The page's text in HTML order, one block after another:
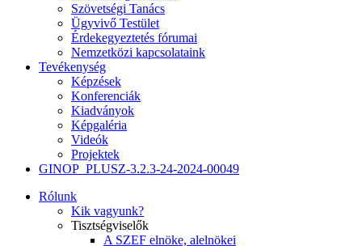
Szövetségi Tanács
Ügyvivő Testület
Érdekegyeztetés fórumai
Nemzetközi kapcsolataink
Tevékenység
Képzések
Konferenciák
Kiadványok
Képgaléria
Videók
Projektek
GINOP_PLUSZ-3.2.3-24-2024-00049
Rólunk
Kik vagyunk?
Tisztségviselők
A SZEF elnöke, alelnökei